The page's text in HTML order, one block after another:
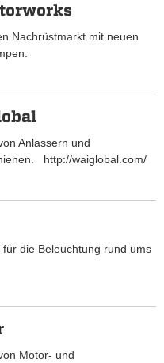
Nachrüstmarkt mit neuen
Anlassern und
http://waiglobal.com/
für die Beleuchtung rund ums
Motor- und